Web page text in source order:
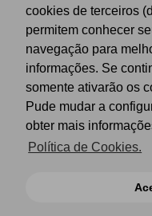
cookies de terceiros
permitem conhecer
navegação para
informações. Se
somente ativarão os
Pude mudar a
obter mais
Política de Cookies.